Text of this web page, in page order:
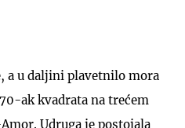
a u daljini plavetnilo mora
ak kvadrata na trećem
Udruga je postojala